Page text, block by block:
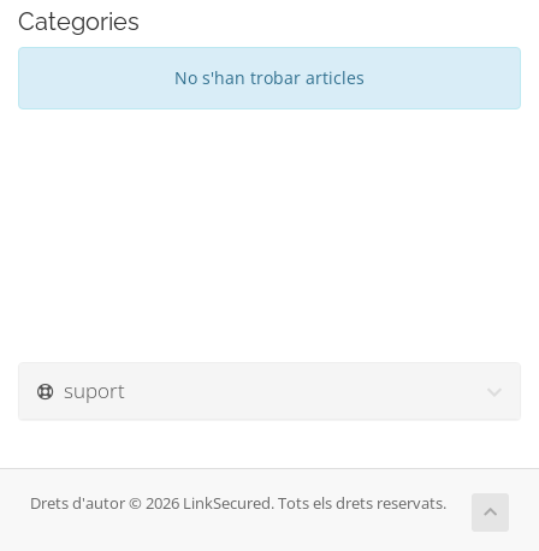
Categories
No s'han trobar articles
suport
Drets d'autor © 2026 LinkSecured. Tots els drets reservats.